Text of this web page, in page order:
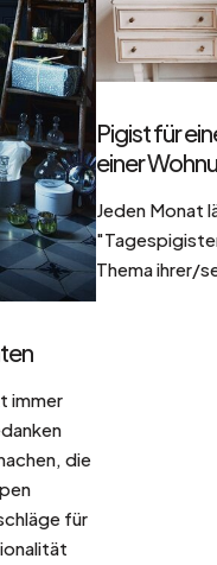
immer
die
für
Pigist für
einer
Jeden Monat
Thema ihrer/